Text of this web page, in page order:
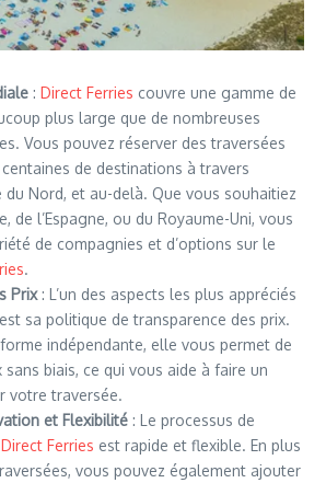
: Direct Ferries couvre une gamme de
plus large que de nombreuses
Vous pouvez réserver des traversées
de destinations à travers
du Nord, et au-delà. Que vous souhaitiez
de l’Espagne, ou du Royaume-Uni, vous
de compagnies et d’options sur le
.
Prix: L’un des aspects les plus appréciés
est sa politique de transparence des prix.
indépendante, elle vous permet de
biais, ce qui vous aide à faire un
votre traversée.
et Flexibilité : Le processus de
Direct Ferries est rapide et flexible. En plus
vous pouvez également ajouter